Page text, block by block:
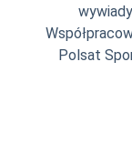
Polsat